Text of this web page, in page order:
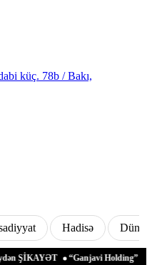
küç. 78b / Bakı,
Hadisə Dünya
ŞİKAYƏT “Ganjavi Holding”